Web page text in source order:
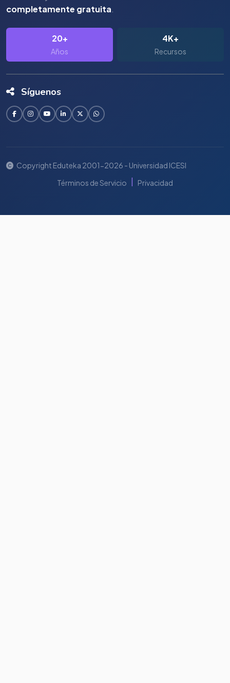
completamente gratuita.
20+
Años
4K+
Recursos
Síguenos
Copyright Eduteka 2001-2026 - Universidad ICESI
Términos de Servicio
Privacidad